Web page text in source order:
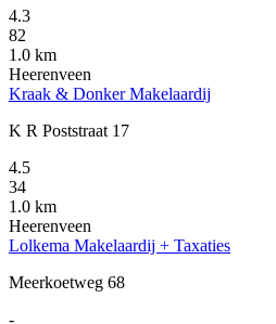
4.3
82
1.0 km
Heerenveen
Kraak & Donker Makelaardij
K R Poststraat 17
4.5
34
1.0 km
Heerenveen
Lolkema Makelaardij + Taxaties
Meerkoetweg 68
-